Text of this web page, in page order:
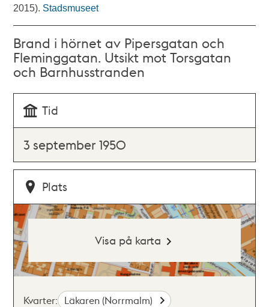
2015). Stadsmuseet
Brand i hörnet av Pipersgatan och
Fleminggatan. Utsikt mot Torsgatan
och Barnhusstranden
Tid
3 september 1950
Plats
Visa på karta
Kvarter: Läkaren (Norrmalm)